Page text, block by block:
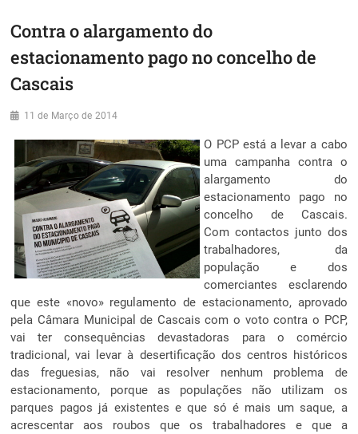
Contra o alargamento do
estacionamento pago no concelho de
Cascais
11 de Março de 2014
O PCP está a levar a cabo
uma campanha contra o
alargamento do
estacionamento pago no
concelho de Cascais.
Com contactos junto dos
trabalhadores, da
população e dos
comerciantes esclarendo
que este «novo» regulamento de estacionamento, aprovado
pela Câmara Municipal de Cascais com o voto contra o PCP,
vai ter consequências devastadoras para o comércio
tradicional, vai levar à desertificação dos centros históricos
das freguesias, não vai resolver nenhum problema de
estacionamento, porque as populações não utilizam os
parques pagos já existentes e que só é mais um saque, a
acrescentar aos roubos que os trabalhadores e que a